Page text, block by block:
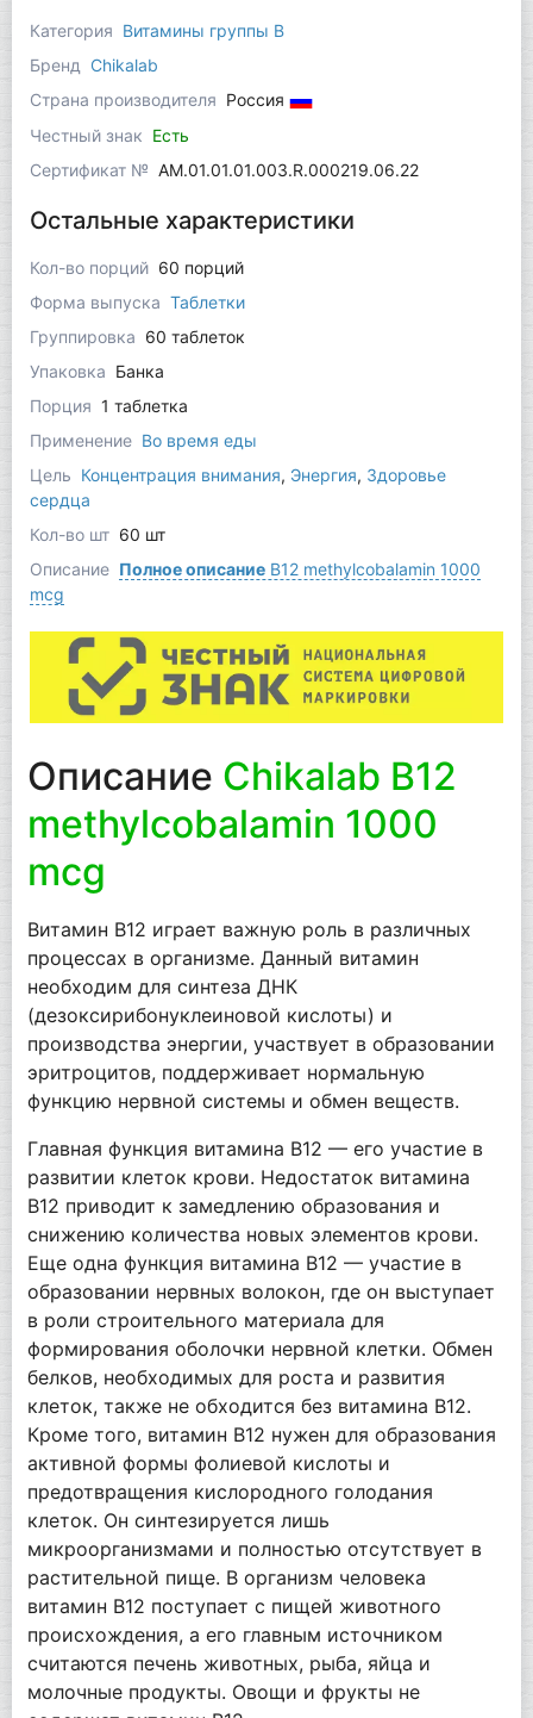
Категория Витамины группы B
Бренд
Chikalab
Страна производителя Россия
Честный знак Есть
Сертификат № AM.01.01.01.003.R.000219.06.22
Остальные характеристики
Кол-во порций 60 порций
Форма выпуска Таблетки
Группировка 60 таблеток
Упаковка Банка
Порция 1 таблетка
Применение Во время еды
Цель Концентрация внимания, Энергия, Здоровье
сердца
Кол-во шт 60 шт
Описание Полное описаниеB12 methylcobalamin 1000
mcg
Описание Chikalab B12
methylcobalamin 1000
mcg
Витамин B12 играет важную роль в различных
процессах в организме. Данный витамин
необходим для синтеза ДНК
(дезоксирибонуклеиновой кислоты) и
производства энергии, участвует в образовании
эритроцитов, поддерживает нормальную
функцию нервной системы и обмен веществ.
Главная функция витамина B12 — его участие в
развитии клеток крови. Недостаток витамина
В12 приводит к замедлению образования и
снижению количества новых элементов крови.
Еще одна функция витамина В12 — участие в
образовании нервных волокон, где он выступает
в роли строительного материала для
формирования оболочки нервной клетки. Обмен
белков, необходимых для роста и развития
клеток, также не обходится без витамина B12.
Кроме того, витамин B12 нужен для образования
активной формы фолиевой кислоты и
предотвращения кислородного голодания
клеток. Он синтезируется лишь
микроорганизмами и полностью отсутствует в
растительной пище. В организм человека
витамин B12 поступает с пищей животного
происхождения, а его главным источником
считаются печень животных, рыба, яйца и
молочные продукты. Овощи и фрукты не